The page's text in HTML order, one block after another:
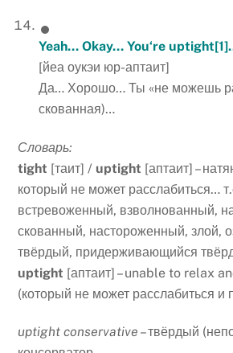
Yeah… Okay… You‘re uptight[1]
[йеа оукэи юр-аптаит]
Да… Хорошо… Ты «не можешь
скованная)…
Словарь:
tight [таит] / uptight [аптаит] –
который не может расслабиться…
встревоженный, взволнованный,
скованный, настороженный, злой,
твёрдый, придерживающийся
uptight [аптаит] – unable to relax
(который не может расслабиться и
uptight conservative – твёрдый